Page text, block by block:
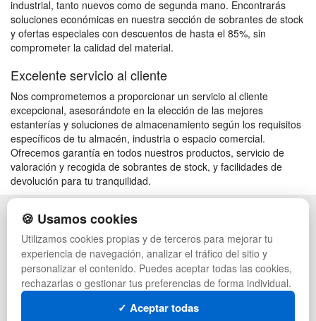
industrial, tanto nuevos como de segunda mano. Encontrarás
soluciones económicas en nuestra sección de sobrantes de stock
y ofertas especiales con descuentos de hasta el 85%, sin
comprometer la calidad del material.
Excelente servicio al cliente
Nos comprometemos a proporcionar un servicio al cliente
excepcional, asesorándote en la elección de las mejores
estanterías y soluciones de almacenamiento según los requisitos
específicos de tu almacén, industria o espacio comercial.
Ofrecemos garantía en todos nuestros productos, servicio de
valoración y recogida de sobrantes de stock, y facilidades de
devolución para tu tranquilidad.
POLÍTICA DE PRIVACIDAD
CONDICIONES DE USO
CAMBIOS Y DEVOLUCIONES
CONTACTO
QUIENES SOMOS
MAPA WEB
PREGUNTAS FRECUENTES
PALETS DE PLÁSTICO
MANUTENCIÓN
GESTIÓN DE RESIDUOS
PALETS
CONTENEDORES DE PLÁSTICO
LIQUIDACIÓN Y SOBRANTES
🍪 Usamos cookies
Utilizamos cookies propias y de terceros para mejorar tu
experiencia de navegación, analizar el tráfico del sitio y
personalizar el contenido. Puedes aceptar todas las cookies,
rechazarlas o gestionar tus preferencias de forma individual.
✓ Aceptar todas